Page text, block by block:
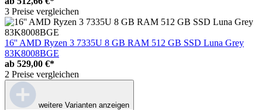
3 Preise vergleichen
16'' AMD Ryzen 3 7335U 8 GB RAM 512 GB SSD Luna Grey
83K8008BGE
ab 529,00 €*
2 Preise vergleichen
weitere Varianten anzeigen